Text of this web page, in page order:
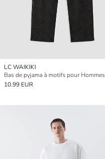
LC WAIKIKI
Bas de pyjama à motifs pour Hommes
10.99 EUR